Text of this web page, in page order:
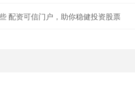
配资可信门户，助你稳健投资股票